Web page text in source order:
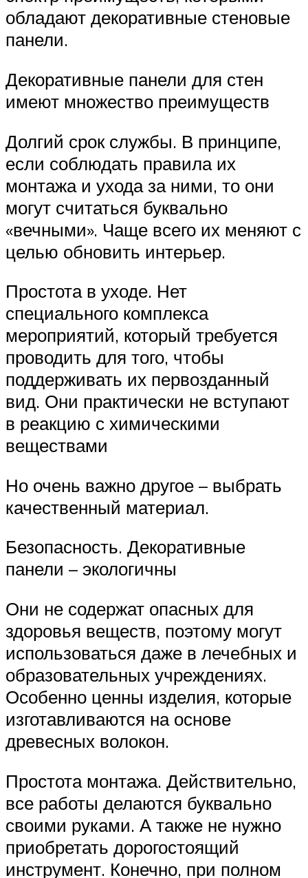
обладают декоративные стеновые
панели.
Декоративные панели для стен
имеют множество преимуществ
Долгий срок службы. В принципе,
если соблюдать правила их
монтажа и ухода за ними, то они
могут считаться буквально
«вечными». Чаще всего их меняют с
целью обновить интерьер.
Простота в уходе. Нет
специального комплекса
мероприятий, который требуется
проводить для того, чтобы
поддерживать их первозданный
вид. Они практически не вступают
в реакцию с химическими
веществами
Но очень важно другое – выбрать
качественный материал.
Безопасность. Декоративные
панели – экологичны
Они не содержат опасных для
здоровья веществ, поэтому могут
использоваться даже в лечебных и
образовательных учреждениях.
Особенно ценны изделия, которые
изготавливаются на основе
древесных волокон.
Простота монтажа. Действительно,
все работы делаются буквально
своими руками. А также не нужно
приобретать дорогостоящий
инструмент. Конечно, при полном